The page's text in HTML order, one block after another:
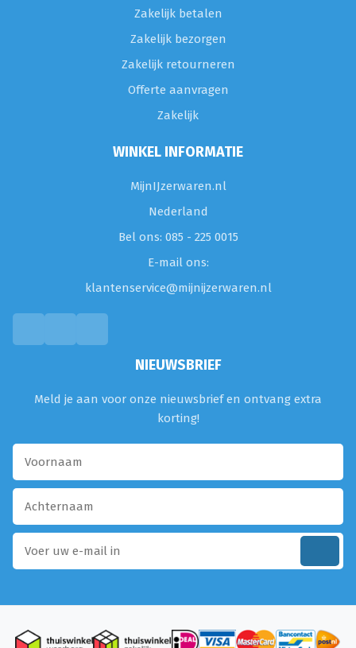
Zakelijk betalen
Zakelijk bezorgen
Zakelijk retourneren
Offerte aanvragen
Zakelijk
WINKEL INFORMATIE
MijnIJzerwaren.nl
Nederland
Bel ons: 085 - 225 0015
E-mail ons:
klantenservice@mijnijzerwaren.nl
NIEUWSBRIEF
Meld je aan voor onze nieuwsbrief en ontvang extra
korting!